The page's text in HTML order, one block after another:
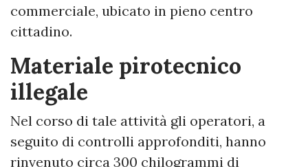
commerciale, ubicato in pieno centro
cittadino.
Materiale pirotecnico
illegale
Nel corso di tale attività gli operatori, a
seguito di controlli approfonditi, hanno
rinvenuto circa 300 chilogrammi di